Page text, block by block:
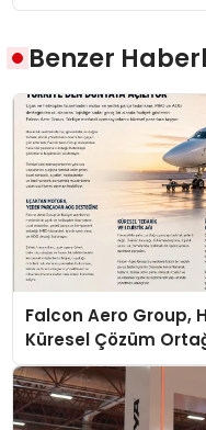
Benzer
Falcon Aero Group,
Küresel Çözüm